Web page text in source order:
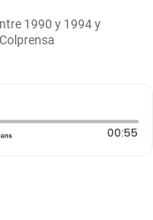
1990 y 1994 y
00:55